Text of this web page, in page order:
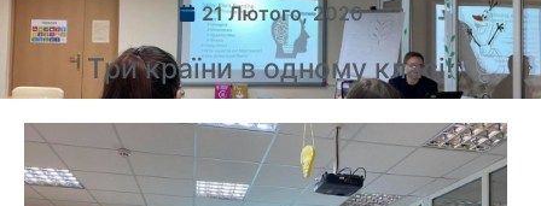
21 Лютого, 2020
Три країни в одному класі!